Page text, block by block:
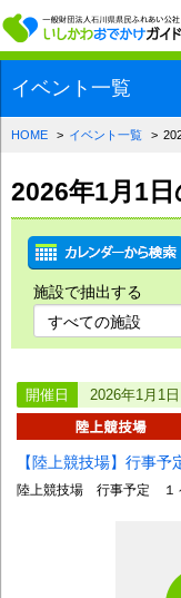
イベント一覧
HOME イベント一覧
2026年1月1
施設で抽出する
開催日 2026年1月1
【陸上競技場】行事
陸上競技場 行事予定 １